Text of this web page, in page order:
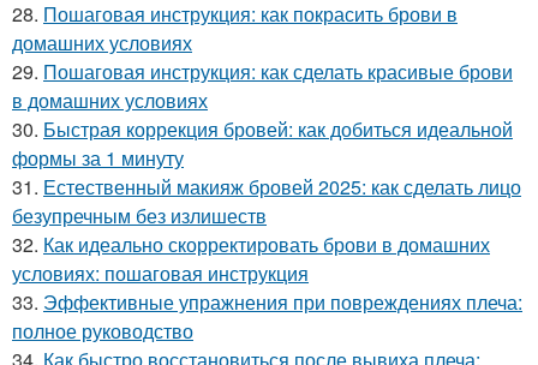
28. Пошаговая инструкция: как покрасить брови в
домашних условиях
29. Пошаговая инструкция: как сделать красивые брови
в домашних условиях
30. Быстрая коррекция бровей: как добиться идеальной
формы за 1 минуту
31. Естественный макияж бровей 2025: как сделать лицо
безупречным без излишеств
32. Как идеально скорректировать брови в домашних
условиях: пошаговая инструкция
33. Эффективные упражнения при повреждениях плеча:
полное руководство
34. Как быстро восстановиться после вывиха плеча: